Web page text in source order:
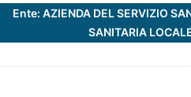
Ente: AZIENDA DEL SERVIZIO
SANITARIA